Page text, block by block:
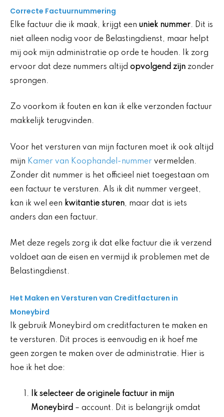
Correcte Factuurnummering
Elke factuur die ik maak, krijgt een uniek nummer. Dit is
niet alleen nodig voor de Belastingdienst, maar helpt
mij ook mijn administratie op orde te houden. Ik zorg
ervoor dat deze nummers altijd opvolgend zijn zonder
sprongen.
Zo voorkom ik fouten en kan ik elke verzonden factuur
makkelijk terugvinden.
Voor het versturen van mijn facturen moet ik ook altijd
mijn Kamer van Koophandel-nummer vermelden.
Zonder dit nummer is het officieel niet toegestaan om
een factuur te versturen. Als ik dit nummer vergeet,
kan ik wel een kwitantie sturen, maar dat is iets
anders dan een factuur.
Met deze regels zorg ik dat elke factuur die ik verzend
voldoet aan de eisen en vermijd ik problemen met de
Belastingdienst.
Het Maken en Versturen van Creditfacturen in
Moneybird
Ik gebruik Moneybird om creditfacturen te maken en
te versturen. Dit proces is eenvoudig en ik hoef me
geen zorgen te maken over de administratie. Hier is
hoe ik het doe:
Ik selecteer de originele factuur in mijn
Moneybird – account. Dit is belangrijk omdat